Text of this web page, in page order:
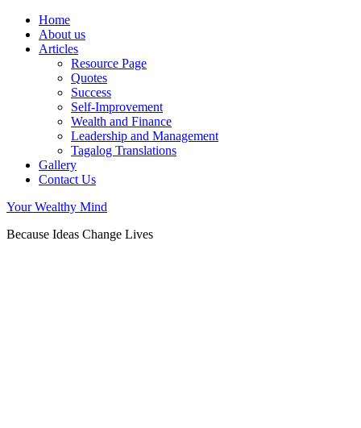
Home
About us
Articles
Resource Page
Quotes
Success
Self-Improvement
Wealth and Finance
Leadership and Management
Tagalog Translations
Gallery
Contact Us
Your Wealthy Mind
Because Ideas Change Lives